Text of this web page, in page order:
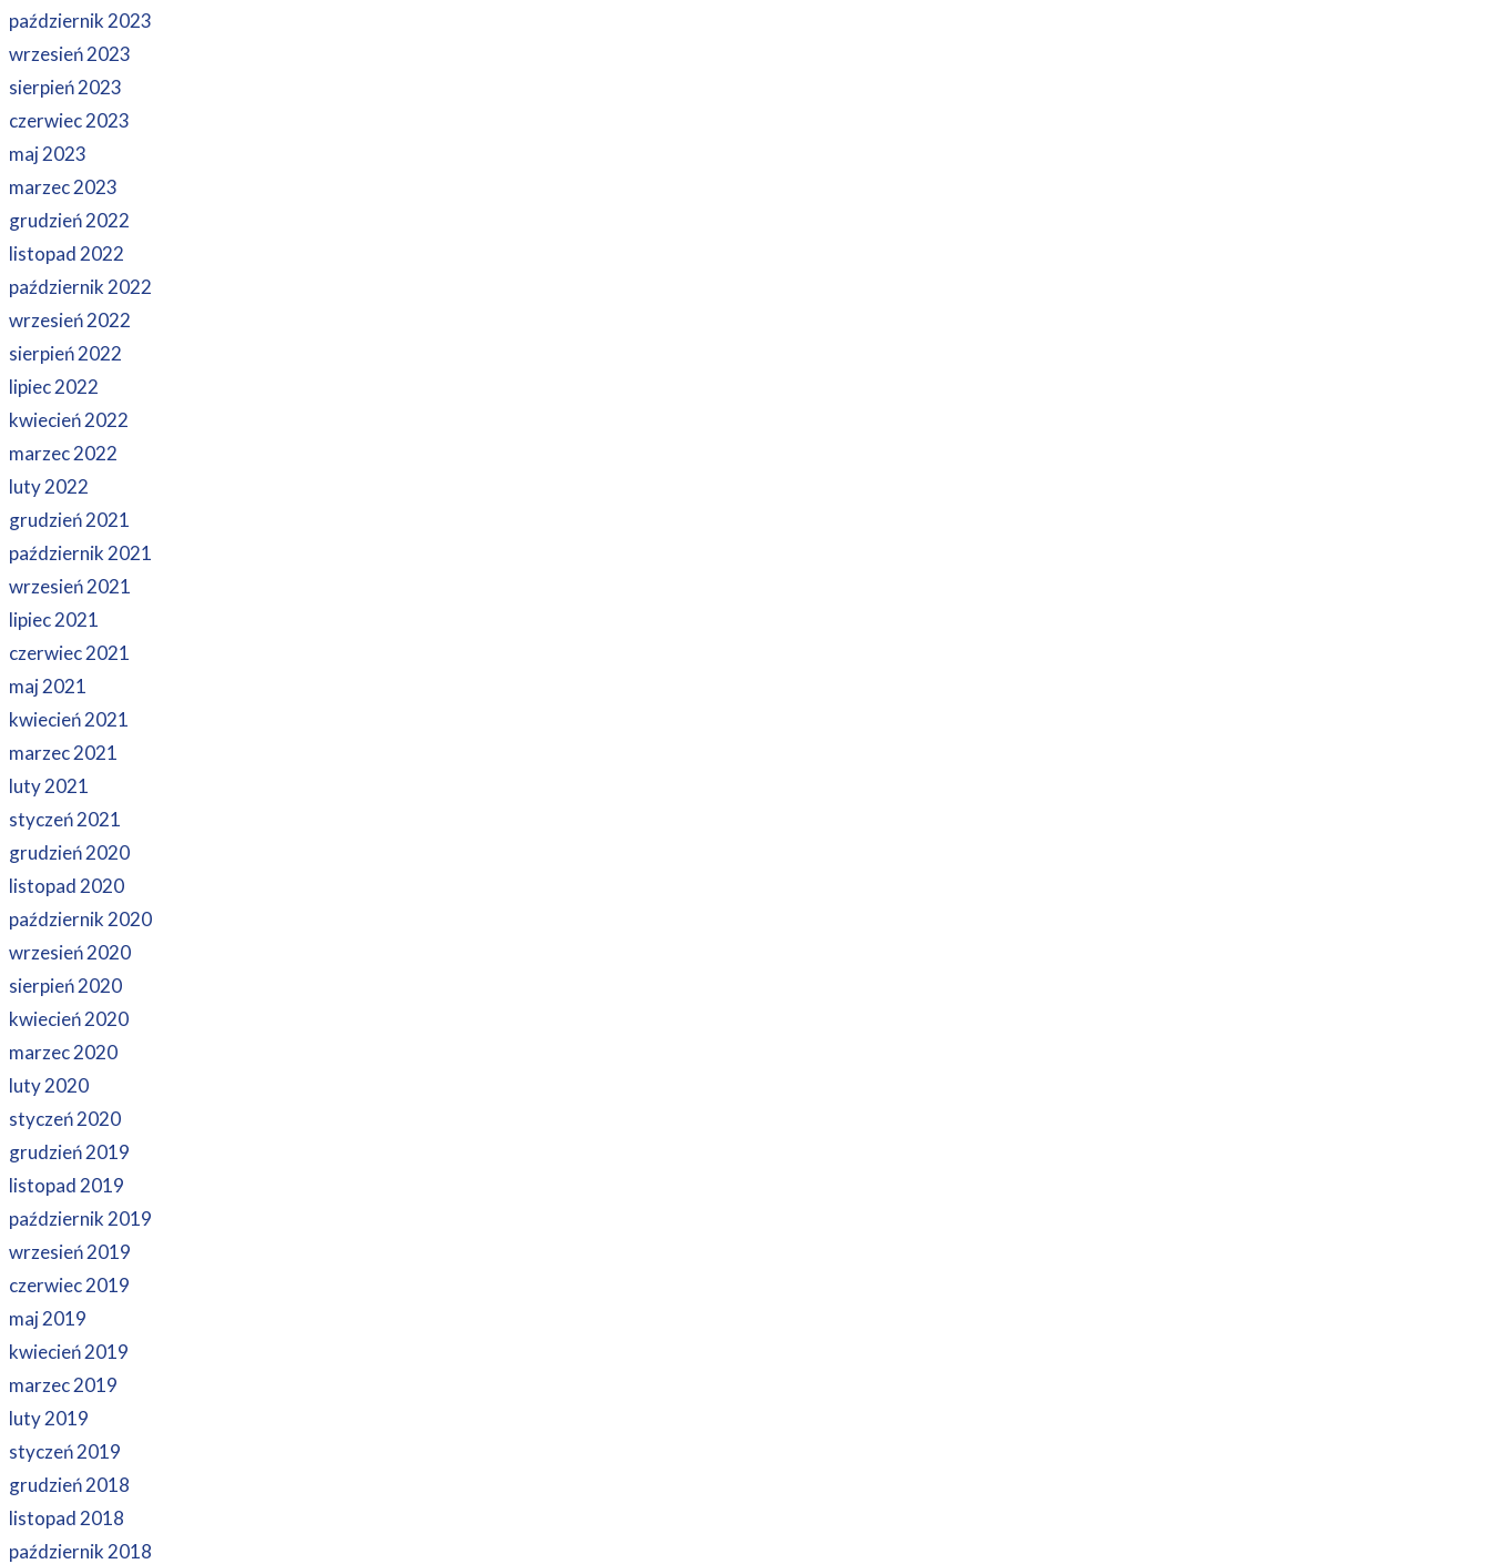
październik 2023
wrzesień 2023
sierpień 2023
czerwiec 2023
maj 2023
marzec 2023
grudzień 2022
listopad 2022
październik 2022
wrzesień 2022
sierpień 2022
lipiec 2022
kwiecień 2022
marzec 2022
luty 2022
grudzień 2021
październik 2021
wrzesień 2021
lipiec 2021
czerwiec 2021
maj 2021
kwiecień 2021
marzec 2021
luty 2021
styczeń 2021
grudzień 2020
listopad 2020
październik 2020
wrzesień 2020
sierpień 2020
kwiecień 2020
marzec 2020
luty 2020
styczeń 2020
grudzień 2019
listopad 2019
październik 2019
wrzesień 2019
czerwiec 2019
maj 2019
kwiecień 2019
marzec 2019
luty 2019
styczeń 2019
grudzień 2018
listopad 2018
październik 2018